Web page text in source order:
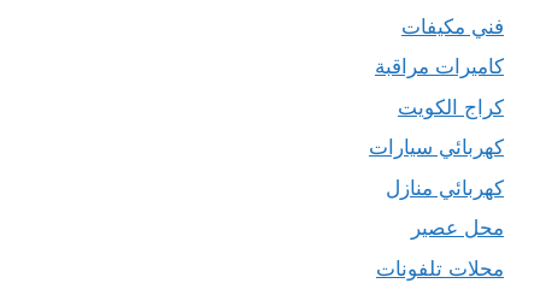
فني مكيفات
كاميرات مراقبة
كراج الكويت
كهربائي سيارات
كهربائي منازل
محل عصير
محلات تلفونات